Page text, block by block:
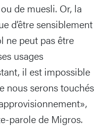
de muesli. Or, la
d’être sensiblement
ne peut pas être
usages
il est impossible
nous serons touchés
parole de Migros.